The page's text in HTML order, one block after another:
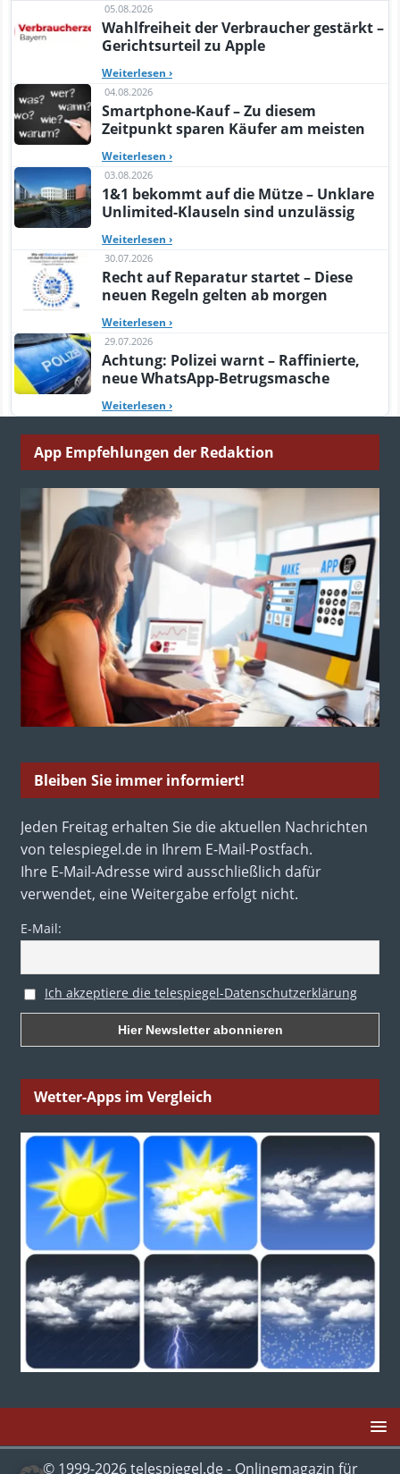
05.08.2026
Wahlfreiheit der Verbraucher gestärkt –
Gerichtsurteil zu Apple
Weiterlesen ›
04.08.2026
Smartphone-Kauf – Zu diesem
Zeitpunkt sparen Käufer am meisten
Weiterlesen ›
03.08.2026
1&1 bekommt auf die Mütze – Unklare
Unlimited-Klauseln sind unzulässig
Weiterlesen ›
30.07.2026
Recht auf Reparatur startet – Diese
neuen Regeln gelten ab morgen
Weiterlesen ›
29.07.2026
Achtung: Polizei warnt – Raffinierte,
neue WhatsApp-Betrugsmasche
Weiterlesen ›
App Empfehlungen der Redaktion
Bleiben Sie immer informiert!
Jeden Freitag erhalten Sie die aktuellen Nachrichten
von telespiegel.de in Ihrem E-Mail-Postfach.
Ihre E-Mail-Adresse wird ausschließlich dafür
verwendet, eine Weitergabe erfolgt nicht.
E-Mail:
Ich akzeptiere die telespiegel-Datenschutzerklärung
Wetter-Apps im Vergleich
© 1999-2026 telespiegel.de - Onlinemagazin für